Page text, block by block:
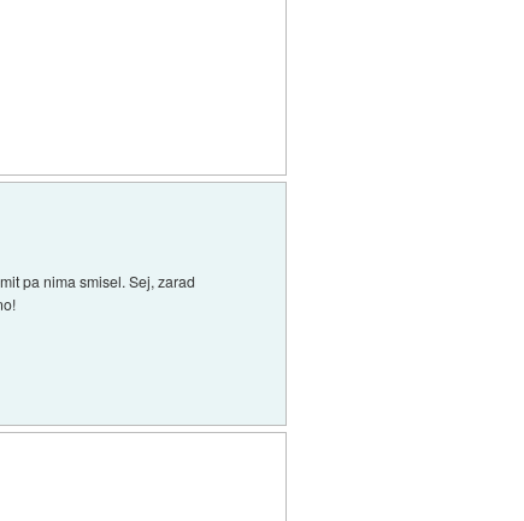
pa nima smisel. Sej, zarad